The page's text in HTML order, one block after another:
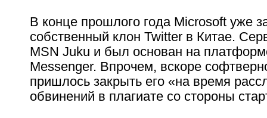
В конце прошлого года Microsoft уже
собственный клон Twitter в Китае.
MSN Juku и был основан на
Messenger. Впрочем, вскоре
пришлось закрыть его «на время
обвинений в плагиате со стороны